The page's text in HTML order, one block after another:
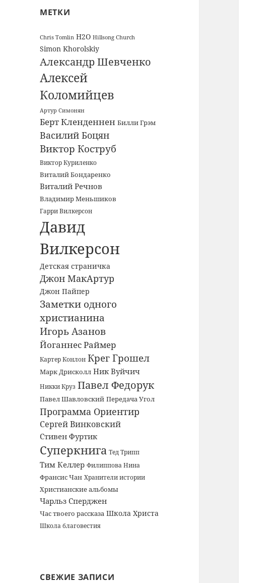
МЕТКИ
Chris Tomlin H2O Hillsong Church
Simon Khorolskiy
Александр Шевченко
Алексей
Коломийцев
Артур Симонян
Берт Кленденнен Билли Грэм
Василий Боцян
Виктор Коструб
Виктор Куриленко
Виталий Бондаренко
Виталий Речнов
Владимир Меньшиков
Гарри Вилкерсон
Давид
Вилкерсон
Детская страничка
Джон МакАртур
Джон Пайпер
Заметки одного
христианина
Игорь Азанов
Йоганнес Раймер
Картер Конлон Крег Грошел
Марк Дрисколл Ник Вуйчич
Никки Круз Павел Федорук
Павел Шавловский Передача Угол
Программа Ориентир
Сергей Винковский
Стивен Фуртик
Суперкнига Тед Трипп
Тим Келлер Филиппова Нина
Франсис Чан Хранители истории
Христианские альбомы
Чарльз Сперджен
Час твоего рассказа Школа Христа
Школа благовестия
СВЕЖИЕ ЗАПИСИ